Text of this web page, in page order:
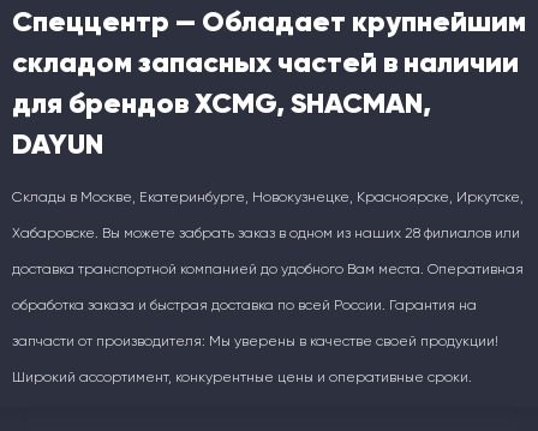
Спеццентр — Обладает крупнейшим
складом запасных частей в наличии
для брендов XCMG, SHACMAN,
DAYUN
Склады в Москве, Екатеринбурге, Новокузнецке, Красноярске, Иркутске,
Хабаровске. Вы можете забрать заказ в одном из наших 28 филиалов или
доставка транспортной компанией до удобного Вам места. Оперативная
обработка заказа и быстрая доставка по всей России. Гарантия на
запчасти от производителя: Мы уверены в качестве своей продукции!
Широкий ассортимент, конкурентные цены и оперативные сроки.